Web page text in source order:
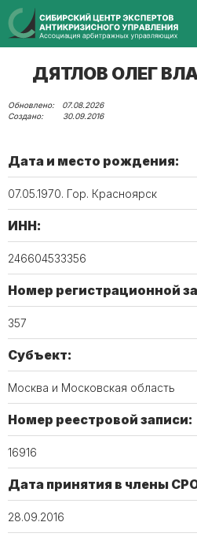
ДЯТЛОВ ОЛЕГ
07.08.2026
30.09.2016
Дата и место рождения:
07.05.1970. Гор. Красноярск
ИНН:
246604533356
Номер регистрационной
357
Субъект:
Москва и Московская область
Номер реестровой записи:
16916
Дата принятия в члены
28.09.2016